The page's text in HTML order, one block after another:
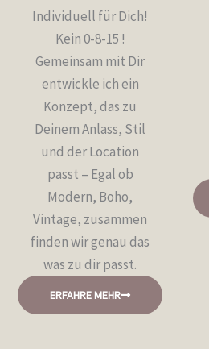
Individuell für Dich!
Kein 0-8-15 !
Gemeinsam mit Dir
entwickle ich ein
Konzept, das zu
Deinem Anlass, Stil
und der Location
passt – Egal ob
Modern, Boho,
Vintage, zusammen
finden wir genau das
was zu dir passt.
ERFAHRE MEHR